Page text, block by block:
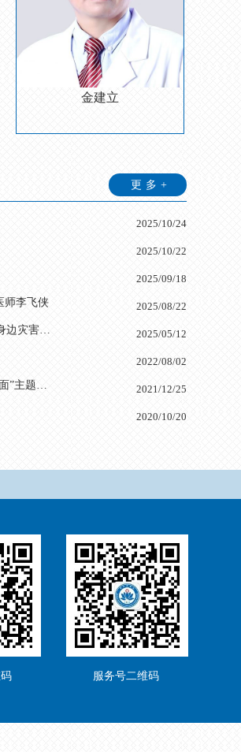
头人，许昌市优秀专家，
奖，发表论文20余篇。在普
进修学习，取得冠脉介入、器械置入诊疗
名中医。毕业于河南中医学院中医
，出版专著2部，获市级成果奖2
金建立
更多+
2025/10/24
2025/10/22
2025/09/18
师李飞侠
2025/08/22
防灾减灾宣传周｜“人人讲安全、个个会应急——排查身边灾害隐患”
2025/05/12
2022/08/02
许昌中医院召开“落实中央八项规定 开创医院管理新局面”主题党课
2021/12/25
2020/10/20
服务号二维码